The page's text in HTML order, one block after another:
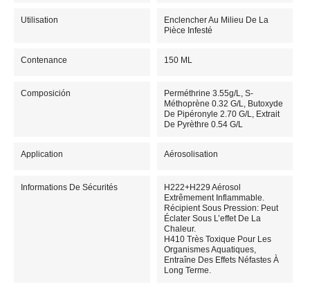
Utilisation
Enclencher Au Milieu De La
Pièce Infesté
Contenance 150 ML
Composición
Perméthrine 3.55g/L, S-
Méthoprène 0.32 G/L, Butoxyde
De Pipéronyle 2.70 G/L, Extrait
De Pyrèthre 0.54 G/L
Application Aérosolisation
Informations De Sécurités
H222+H229 Aérosol
Extrêmement Inflammable.
Récipient Sous Pression: Peut
Éclater Sous L’effet De La
Chaleur.
H410 Très Toxique Pour Les
Organismes Aquatiques,
Entraîne Des Effets Néfastes À
Long Terme.